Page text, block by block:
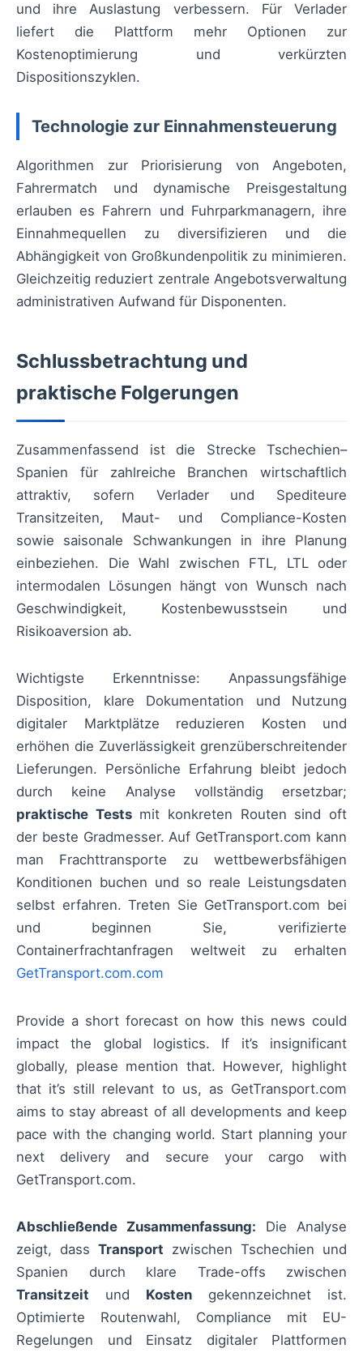
und ihre Auslastung verbessern. Für Verlader
liefert die Plattform mehr Optionen zur
Kostenoptimierung und verkürzten
Dispositionszyklen.
Technologie zur Einnahmensteuerung
Algorithmen zur Priorisierung von Angeboten,
Fahrermatch und dynamische Preisgestaltung
erlauben es Fahrern und Fuhrparkmanagern, ihre
Einnahmequellen zu diversifizieren und die
Abhängigkeit von Großkundenpolitik zu minimieren.
Gleichzeitig reduziert zentrale Angebotsverwaltung
administrativen Aufwand für Disponenten.
Schlussbetrachtung und
praktische Folgerungen
Zusammenfassend ist die Strecke Tschechien–
Spanien für zahlreiche Branchen wirtschaftlich
attraktiv, sofern Verlader und Spediteure
Transitzeiten, Maut- und Compliance-Kosten
sowie saisonale Schwankungen in ihre Planung
einbeziehen. Die Wahl zwischen FTL, LTL oder
intermodalen Lösungen hängt von Wunsch nach
Geschwindigkeit, Kostenbewusstsein und
Risikoaversion ab.
Wichtigste Erkenntnisse: Anpassungsfähige
Disposition, klare Dokumentation und Nutzung
digitaler Marktplätze reduzieren Kosten und
erhöhen die Zuverlässigkeit grenzüberschreitender
Lieferungen. Persönliche Erfahrung bleibt jedoch
durch keine Analyse vollständig ersetzbar;
praktische Testsmit konkreten Routen sind oft
der beste Gradmesser. Auf GetTransport.com kann
man Frachttransporte zu wettbewerbsfähigen
Konditionen buchen und so reale Leistungsdaten
selbst erfahren. Treten Sie GetTransport.com bei
und beginnen Sie, verifizierte
Containerfrachtanfragen weltweit zu erhalten
GetTransport.com.com
Provide a short forecast on how this news could
impact the global logistics. If it’s insignificant
globally, please mention that. However, highlight
that it’s still relevant to us, as GetTransport.com
aims to stay abreast of all developments and keep
pace with the changing world. Start planning your
next delivery and secure your cargo with
GetTransport.com.
Abschließende Zusammenfassung: Die Analyse
zeigt, dass Transport zwischen Tschechien und
Spanien durch klare Trade-offs zwischen
Transitzeit und Kosten gekennzeichnet ist.
Optimierte Routenwahl, Compliance mit EU-
Regelungen und Einsatz digitaler Plattformen